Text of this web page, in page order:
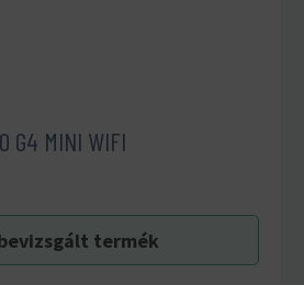
G4 MINI WIFI
termék